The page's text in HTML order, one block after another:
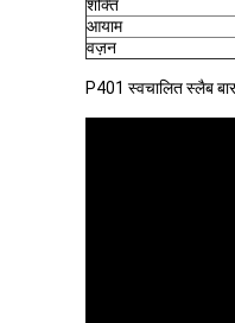
शक्ति
आयाम
वज़न
P401 स्वचालित स्लैब